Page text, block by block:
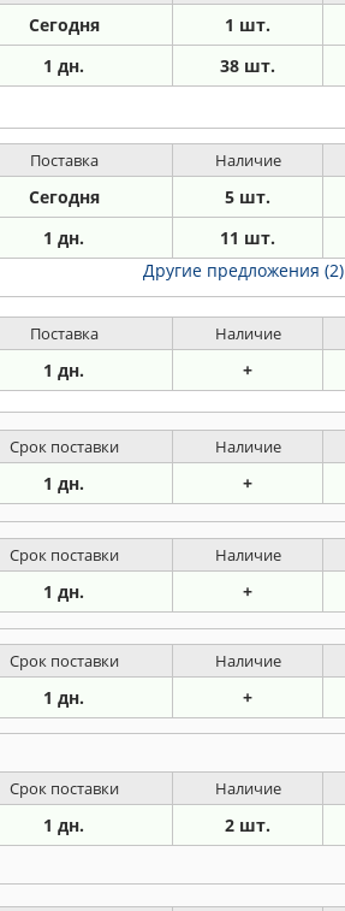
Сегодня 1 шт.
1 дн. 38 шт.
Поставка Наличие
Сегодня 5 шт.
1 дн. 11 шт.
Другие предложения (2)
Поставка Наличие
1 дн. +
Срок поставки Наличие
1 дн. +
Срок поставки Наличие
1 дн. +
Срок поставки Наличие
1 дн. +
Срок поставки Наличие
1 дн. 2 шт.